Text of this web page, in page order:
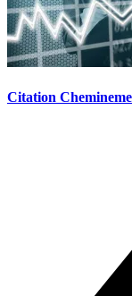
Citation